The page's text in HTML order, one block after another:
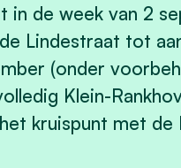
in de week van 2
Lindestraat tot
(onder
Klein-
kruispunt met de